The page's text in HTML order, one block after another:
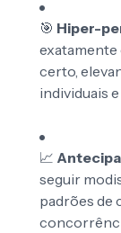
🎯 Hiper-
exatamente
certo,
individuais
📈
seguir
padrões de